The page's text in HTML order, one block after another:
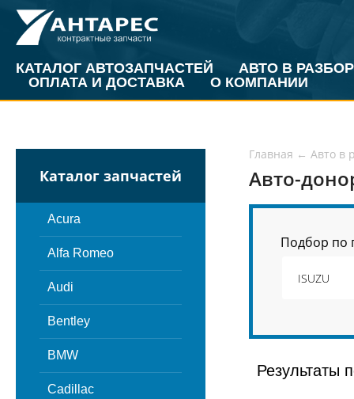
КАТАЛОГ АВТОЗАПЧАСТЕЙ
АВТО В РАЗБОР
ОПЛАТА И ДОСТАВКА
О КОМПАНИИ
Каталог запчастей
Acura
Alfa Romeo
Audi
Bentley
BMW
Cadillac
Главная ← Авто в
Авто-
Подбор по
Результаты